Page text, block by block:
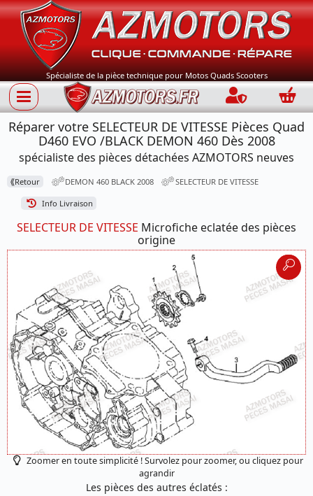
Spécialiste de la pièce technique pour Motos Quads Scooters
Connection
Réparer votre SELECTEUR DE VITESSE Pièces Quad
D460 EVO /BLACK DEMON 460 Dès 2008
spécialiste des pièces détachées AZMOTORS neuves
⟪Retour DEMON 460 BLACK 2008 SELECTEUR DE VITESSE
Info Livraison
SELECTEUR DE VITESSE Microfiche eclatée des pièces
origine
Zoomer en toute simplicité ! Survolez pour zoomer, ou cliquez pour
agrandir
Les pièces des autres éclatés :